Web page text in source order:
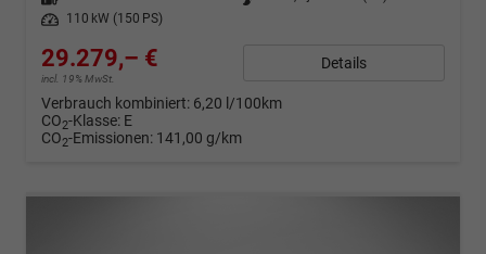
Leistung
110 kW (150 PS)
29.279,– €
incl. 19% MwSt.
Details
Verbrauch kombiniert: 6,20 l/100km
CO2-Klasse: E
CO2-Emissionen: 141,00 g/km